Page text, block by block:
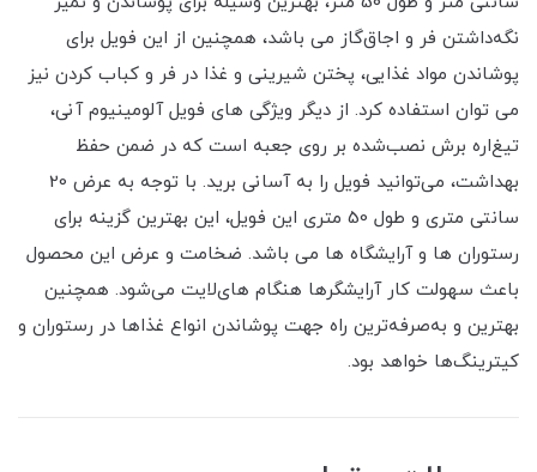
نگه‌داشتن فر و اجاق‌گاز می باشد، همچنین از این فویل برای
پوشاندن مواد غذایی، پختن شیرینی و غذا در فر و کباب کردن نیز
می توان استفاده کرد. از دیگر ویژگی های فویل آلومینیوم آنی،
تیغ‌اره برش نصب‌شده بر روی جعبه است که در ضمن حفظ
بهداشت، می‌توانید فویل را به آسانی برید. با توجه به عرض 20
سانتی متری و طول 50 متری این فویل، این بهترین گزینه برای
رستوران ها و آرایشگاه ها می باشد. ضخامت و عرض این محصول
باعث سهولت کار آرایشگرها هنگام های‌لایت می‌شود. همچنین
بهترین و به‌صرفه‌ترین راه جهت پوشاندن انواع غذاها در رستوران‌ و
کیترینگ‌ها خواهد بود.